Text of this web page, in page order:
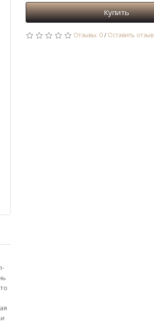
Купить
Отзывы: 0/ Оставить отзыв